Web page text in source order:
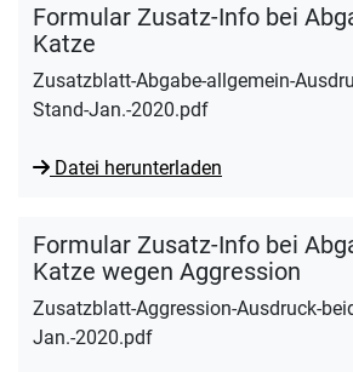
Formular Zusatz-Info bei
Katze
Zusatzblatt-Abgabe-allgemein-
Stand-Jan.-2020.pdf
Datei herunterladen
Formular Zusatz-Info bei
Katze wegen Aggression
Zusatzblatt-Aggression-Ausdruck-
Jan.-2020.pdf